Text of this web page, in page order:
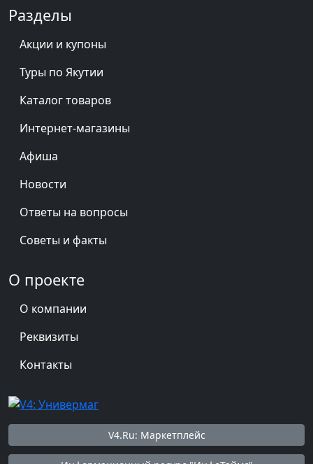
Разделы
Акции и купоны
Туры по Якутии
Каталог товаров
Интернет-магазины
Афиша
Новости
Ответы на вопросы
Советы и факты
О проекте
О компании
Реквизиты
Контакты
V4.Ru: Маркетплейс